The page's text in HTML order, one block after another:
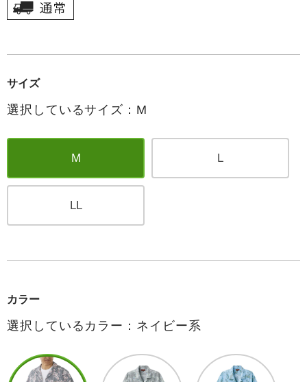
サイズ
選択しているサイズ：M
M L
LL
カラー
選択しているカラー：ネイビー系